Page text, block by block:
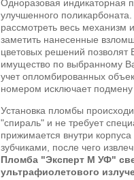
Одноразовая индикаторная
улучшенного
рассмотреть весь механизм
заметить нанесенные
цветовых решений
имущество по выбранному
учет опломбированных
номером исключает
Установка пломбы
"спираль" и не требует
прижимается внутри
зубчиками, после чего
Пломба "Эксперт М УФ"
ультрафиолетового